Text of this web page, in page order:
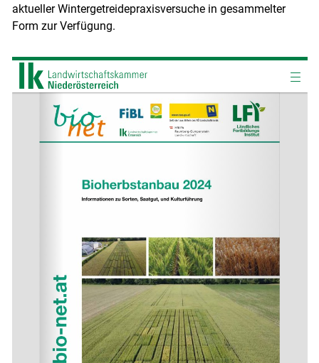
aktueller Wintergetreidepraxisversuche in gesammelter
Form zur Verfügung.